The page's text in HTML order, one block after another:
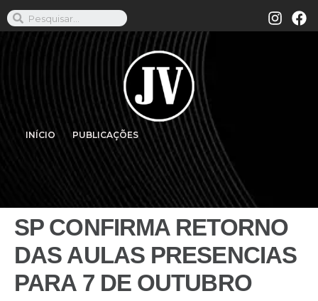
INÍCIO PUBLICAÇÕES
SP CONFIRMA RETORNO
DAS AULAS PRESENCIAS
PARA 7 DE OUTUBRO